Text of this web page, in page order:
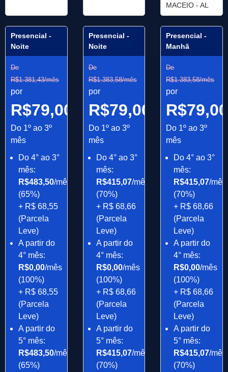
MACEIO - AL
Presencial -
Noite
De
R$1.381,43/mês
por
R$79,00/mês
Do 1º ao 3º
mês
Do 4° ao 3°
mês:
R$483,50/mês
(65%)
+ R$ 68,55
(Parcela
Leve)
A partir do
4° mês:
R$0,00/mês
(100%)
+ R$ 68,55
(Parcela
Leve)
A partir do
5° mês:
R$483,50/mês
(65%)
Presencial -
Noite
De
R$1.383,58/mês
por
R$79,00/mês
Do 1º ao 3º
mês
Do 4° ao 3°
mês:
R$415,07/mês
(70%)
+ R$ 68,66
(Parcela
Leve)
A partir do
4° mês:
R$0,00/mês
(100%)
+ R$ 68,66
(Parcela
Leve)
A partir do
5° mês:
R$415,07/mês
(70%)
Presencial -
Manhã
De
R$1.383,58/mês
por
Do 1º ao 3º
mês
Do 4° ao 3°
mês:
R$415,07/mês
(70%)
+ R$ 68,66
(Parcela
Leve)
A partir do
4° mês:
R$0,00/mês
(100%)
+ R$ 68,66
(Parcela
Leve)
A partir do
5° mês:
R$415,07/mês
(70%)